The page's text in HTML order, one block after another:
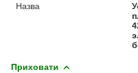
Назва
Приховати